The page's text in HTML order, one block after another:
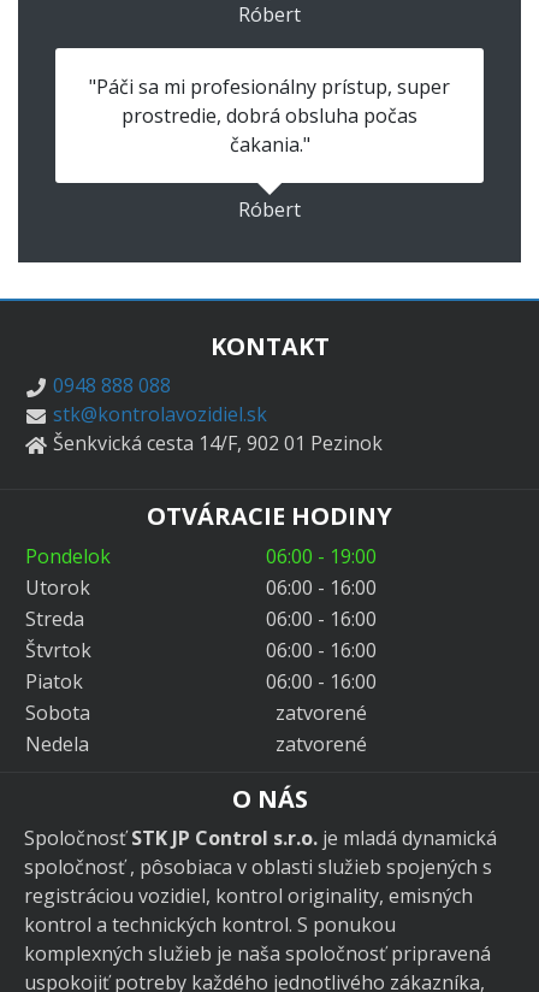
Róbert
"Páči sa mi profesionálny prístup, super
prostredie, dobrá obsluha počas
čakania."
Róbert
KONTAKT
0948 888 088
stk@kontrolavozidiel.sk
Šenkvická cesta 14/F, 902 01 Pezinok
OTVÁRACIE HODINY
Pondelok
06:00 - 19:00
Utorok
06:00 - 16:00
Streda
06:00 - 16:00
Štvrtok
06:00 - 16:00
Piatok
06:00 - 16:00
Sobota
zatvorené
Nedela
zatvorené
O NÁS
SpoločnosťSTK JP Control s.r.o. je mladá dynamická
spoločnosť , pôsobiaca v oblasti služieb spojených s
registráciou vozidiel, kontrol originality, emisných
kontrol a technických kontrol. S ponukou
komplexných služieb je naša spoločnosť pripravená
uspokojiť potreby každého jednotlivého zákazníka,